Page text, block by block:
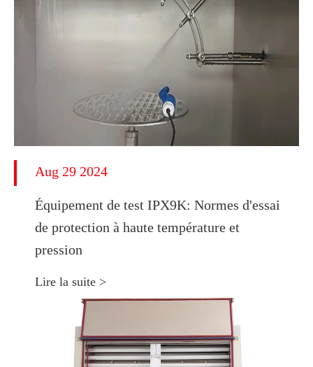
Aug 29 2024
Équipement de test IPX9K: Normes d'essai
de protection à haute température et
pression
Lire la suite >